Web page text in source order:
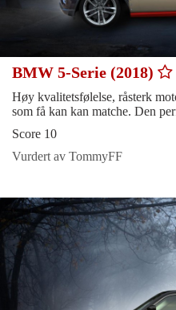
BMW 5-Serie (2018)
Høy kvalitetsfølelse, råsterk
som få kan kan matche. Den
Score 10
Vurdert av TommyFF